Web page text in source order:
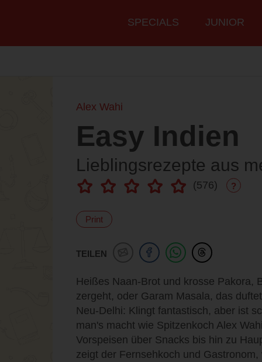
Hauptmenü
SPECIALS JUNIOR
Alex Wahi
Easy Indien
Lieblingsrezepte aus
(576) ?
Print
TEILEN
Heißes Naan-Brot und krosse Pakora,
zergeht, oder Garam Masala, das
Neu-Delhi: Klingt fantastisch, aber ist
man's macht wie Spitzenkoch Alex
Vorspeisen über Snacks bis hin zu
zeigt der Fernsehkoch und